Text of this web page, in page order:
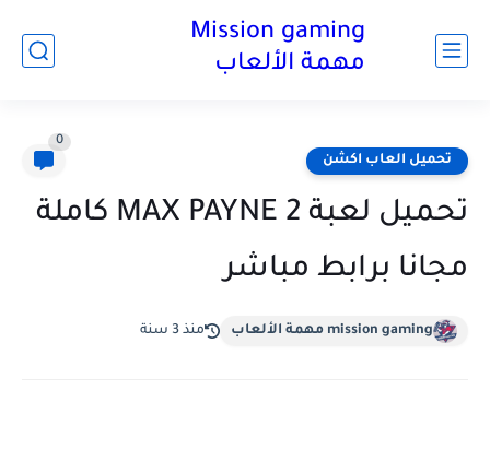
Mission gaming
مهمة الألعاب
تحميل العاب اكشن
0
تحميل لعبة MAX PAYNE 2 كاملة
مجانا برابط مباشر
mission gaming مهمة الألعاب منذ 3 سنة